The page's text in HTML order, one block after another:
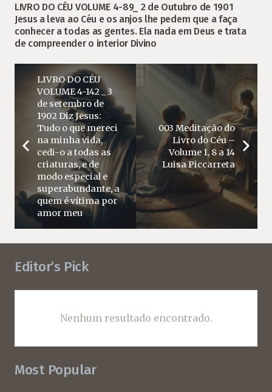
LIVRO DO CÉU VOLUME 4-89_ 2 de Outubro de 1901
Jesus a leva ao Céu e os anjos lhe pedem que a faça
conhecer a todas as gentes. Ela nada em Deus e trata
de compreender o interior Divino
LIVRO DO CÉU
VOLUME 4-142 _ 3
de setembro de
1902 Diz Jesus:
Tudo o que mereci
na minha vida,
cedi-o a todas as
criaturas, e de
modo especial e
superabundante, a
quem é vítima por
amor meu
003 Meditação do
Livro do Céu –
Volume 1, 8 a 14
Luisa Piccarreta
Editor’s Pick
Nenhum resultado encontrado.
Most Popular